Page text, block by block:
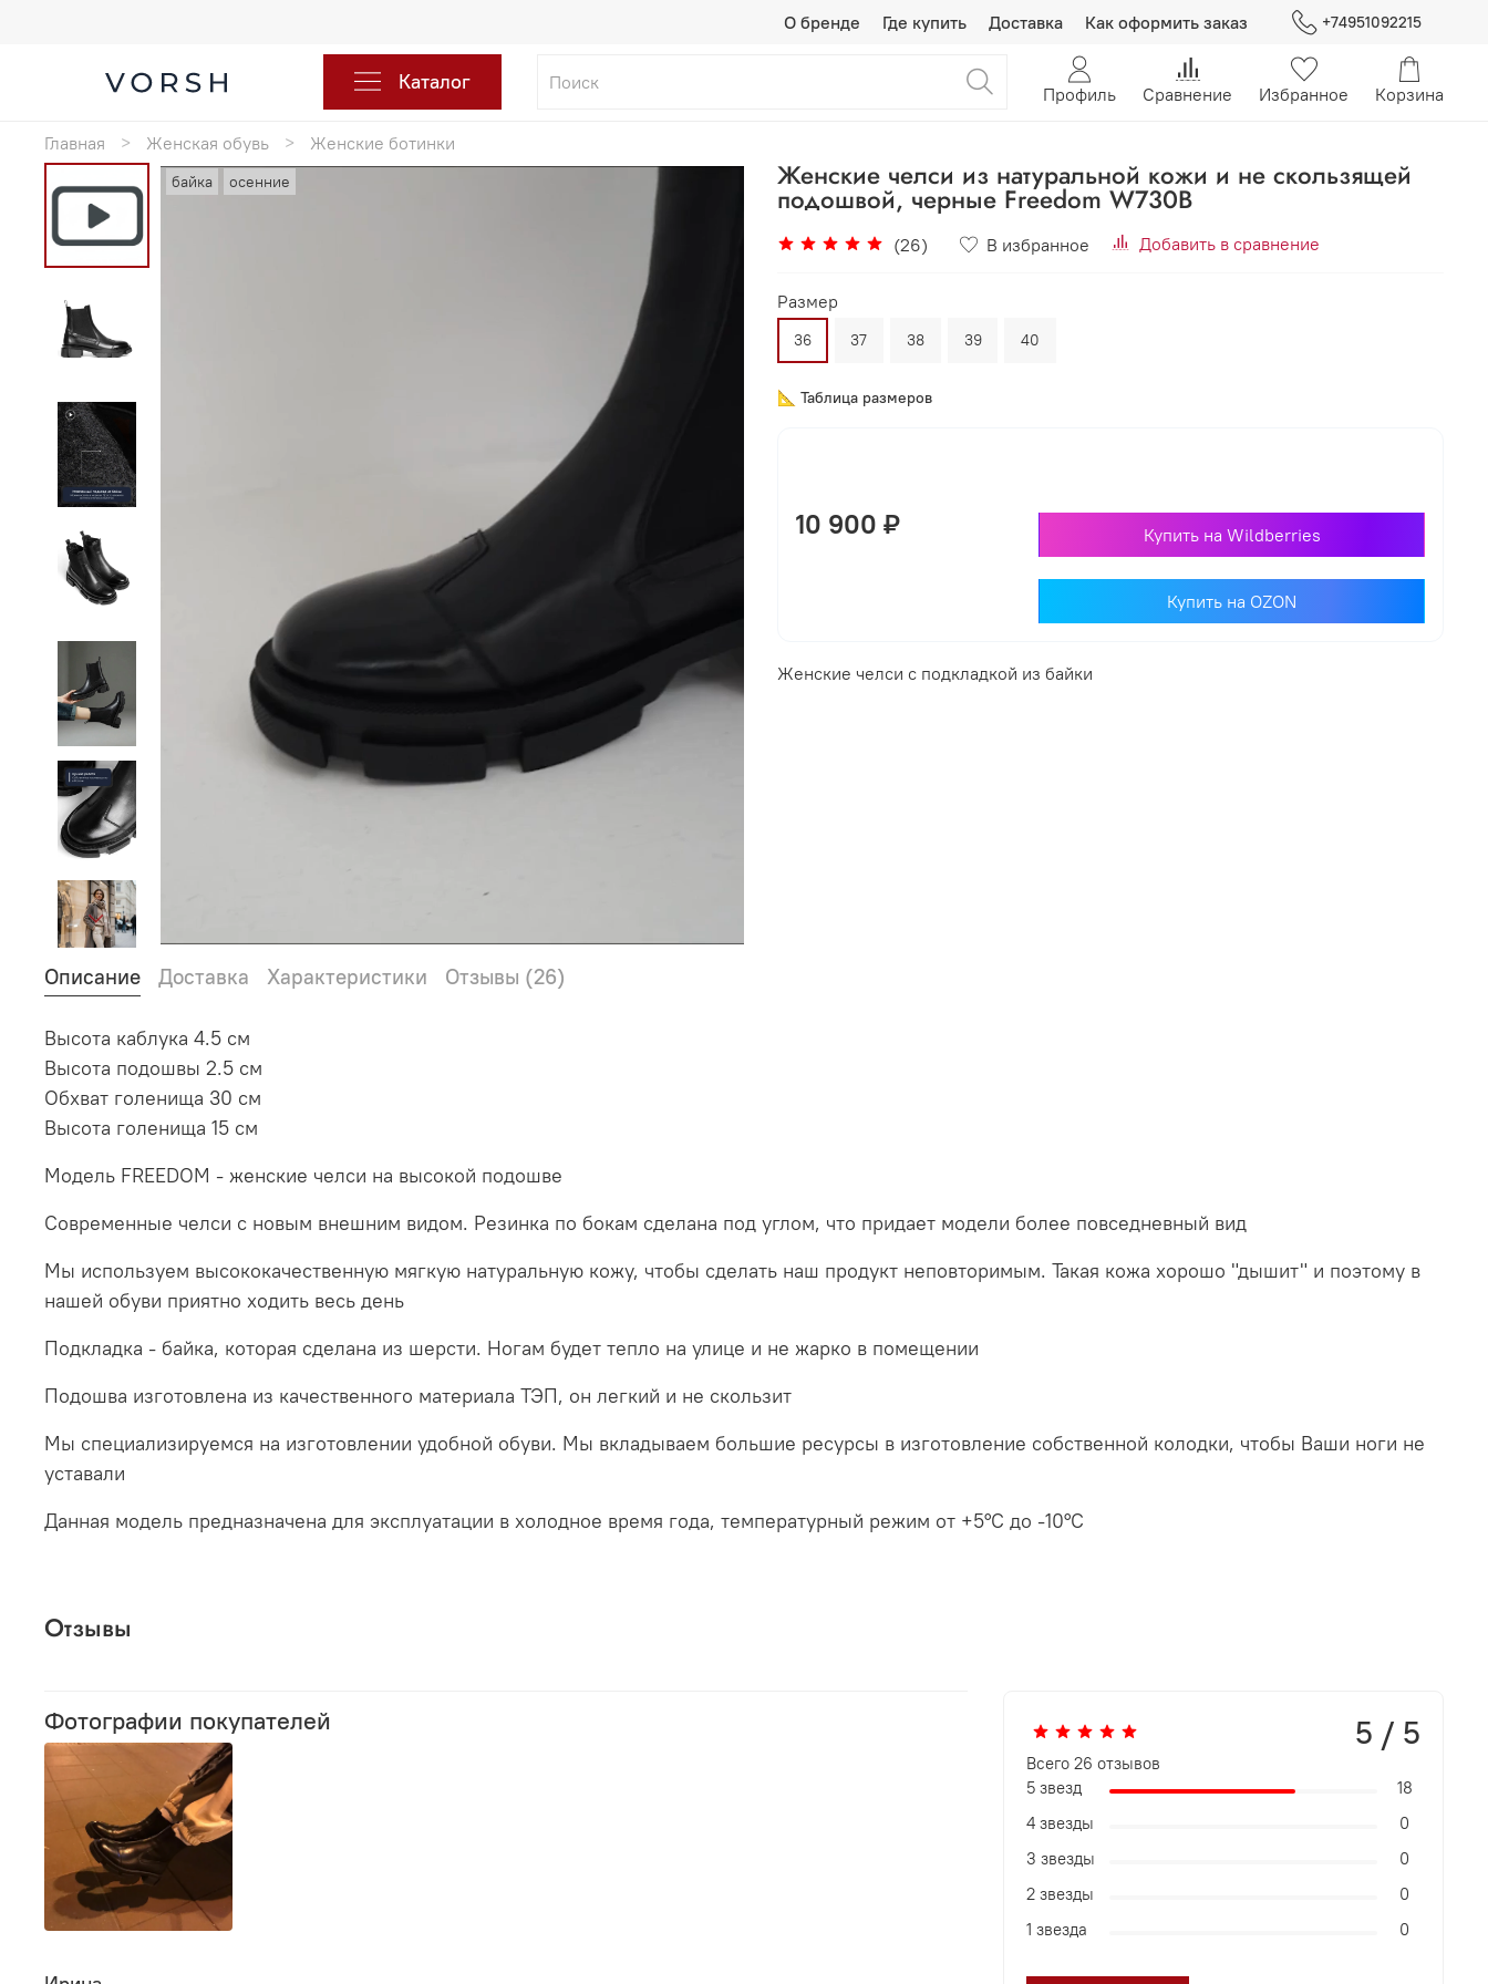
О бренде Где купить Доставка Как оформить заказ +74951092215
Каталог Профиль Сравнение Избранное Корзина
Главная Женская обувь Женские ботинки
байка осенние Женские челси из натуральной кожи и не скользящей
подошвой, черные Freedom W730B
(26) В избранное Добавить в сравнение
Размер
36 37 38 39 40
📐 Таблица размеров
10 900 ₽ Купить на Wildberries
Купить на OZON
Женские челси с подкладкой из байки
Описание Доставка Характеристики Отзывы (26)
Высота каблука 4.5 см
Высота подошвы 2.5 см
Обхват голенища 30 см
Высота голенища 15 см
Модель FREEDOM - женские челси на высокой подошве
Современные челси с новым внешним видом. Резинка по бокам сделана под углом, что придает модели более повседневный вид
Мы используем высококачественную мягкую натуральную кожу, чтобы сделать наш продукт неповторимым. Такая кожа хорошо "дышит" и поэтому в
нашей обуви приятно ходить весь день
Подкладка - байка, которая сделана из шерсти. Ногам будет тепло на улице и не жарко в помещении
Подошва изготовлена из качественного материала ТЭП, он легкий и не скользит
Мы специализируемся на изготовлении удобной обуви. Мы вкладываем большие ресурсы в изготовление собственной колодки, чтобы Ваши ноги не
уставали
Данная модель предназначена для эксплуатации в холодное время года, температурный режим от +5°C до -10°C
Отзывы
Фотографии покупателей 5 / 5
Всего26 отзывов
5 звезд
18
4 звезды
0
3 звезды
0
2 звезды
0
1 звезда
0